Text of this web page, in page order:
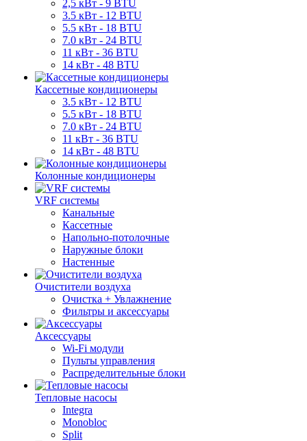
2,5 кВт - 9 BTU
3.5 кВт - 12 BTU
5.5 кВт - 18 BTU
7.0 кВт - 24 BTU
11 кВт - 36 BTU
14 кВт - 48 BTU
Кассетные кондиционеры
3.5 кВт - 12 BTU
5.5 кВт - 18 BTU
7.0 кВт - 24 BTU
11 кВт - 36 BTU
14 кВт - 48 BTU
Колонные кондиционеры
VRF системы
Канальные
Кассетные
Напольно-потолочные
Наружные блоки
Настенные
Очистители воздуха
Очистка + Увлажнение
Фильтры и аксессуары
Аксессуары
Wi-Fi модули
Пульты управления
Распределительные блоки
Тепловые насосы
Integra
Monobloc
Split